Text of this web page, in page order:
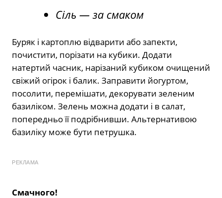
Сіль — за смаком
Буряк і картоплю відварити або запекти,
почистити, порізати на кубики. Додати
натертий часник, нарізаний кубиком очищений
свіжий огірок і балик. Заправити йогуртом,
посолити, перемішати, декорувати зеленим
базиліком. Зелень можна додати і в салат,
попередньо її подрібнивши. Альтернативою
базиліку може бути петрушка.
РЕКЛАМА
Смачного!